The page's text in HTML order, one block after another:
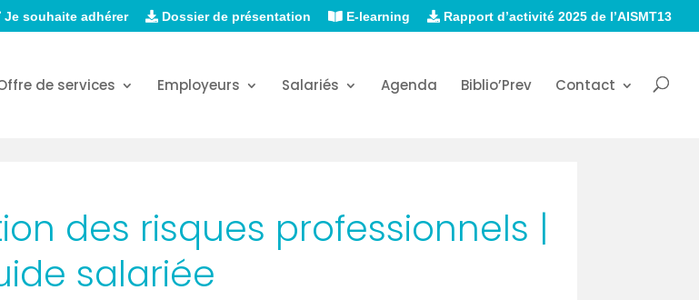
Je souhaite adhérer Dossier de présentation E-learning Rapport d’activité 2025 de l’AISMT13
de services Employeurs Salariés Agenda Biblio’Prev Contact
des risques professionnels |
salariée